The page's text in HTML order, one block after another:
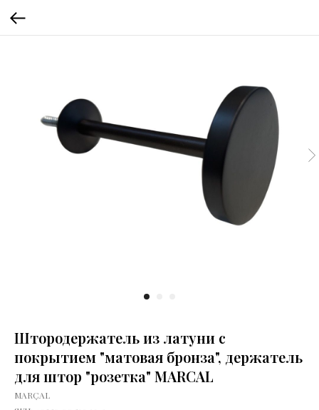
Штородержатель из латуни с
покрытием "матовая бронза", держатель
для штор "розетка" MARCAL
MARÇAL